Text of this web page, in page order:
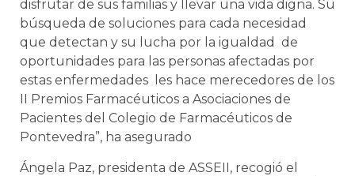
disfrutar de sus familias y llevar una vida digna. Su
búsqueda de soluciones para cada necesidad
que detectan y su lucha por la igualdad de
oportunidades para las personas afectadas por
estas enfermedades les hace merecedores de los
II Premios Farmacéuticos a Asociaciones de
Pacientes del Colegio de Farmacéuticos de
Pontevedra”, ha asegurado
Ángela Paz, presidenta de ASSEII, recogió el